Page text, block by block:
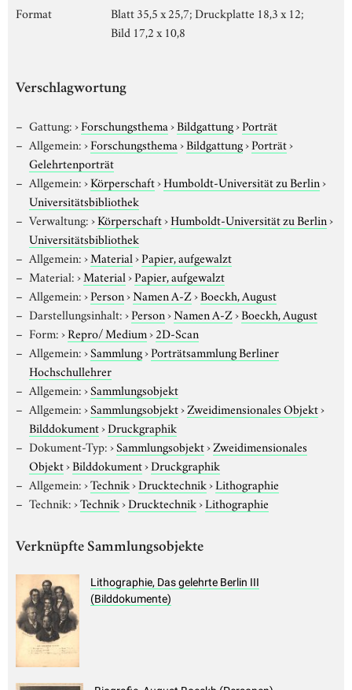
Format
Blatt 35,5 x 25,7; Druckplatte 18,3 x 12;
Bild 17,2 x 10,8
Verschlagwortung
Gattung:›Forschungsthema›Bildgattung›Porträt
Allgemein:›Forschungsthema›Bildgattung›Porträt›
Gelehrtenporträt
Allgemein:›Körperschaft›Humboldt-Universität zu Berlin›
Universitätsbibliothek
Verwaltung:›Körperschaft›Humboldt-Universität zu Berlin›
Universitätsbibliothek
Allgemein:›Material›Papier, aufgewalzt
Material:›Material›Papier, aufgewalzt
Allgemein:›Person›Namen A-Z›Boeckh, August
Darstellungsinhalt:›Person›Namen A-Z›Boeckh, August
Form:›Repro/ Medium›2D-Scan
Allgemein:›Sammlung›Porträtsammlung Berliner
Hochschullehrer
Allgemein:›Sammlungsobjekt
Allgemein:›Sammlungsobjekt›Zweidimensionales Objekt›
Bilddokument›Druckgraphik
Dokument-Typ:›Sammlungsobjekt›Zweidimensionales
Objekt›Bilddokument›Druckgraphik
Allgemein:›Technik›Drucktechnik›Lithographie
Technik:›Technik›Drucktechnik›Lithographie
Verknüpfte Sammlungsobjekte
Lithographie, Das gelehrte Berlin III
(Bilddokumente)